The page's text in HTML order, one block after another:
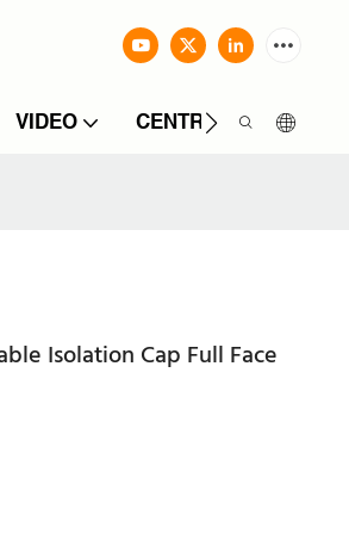
VIDEO CENTRO DE
Isolation Cap Full Face